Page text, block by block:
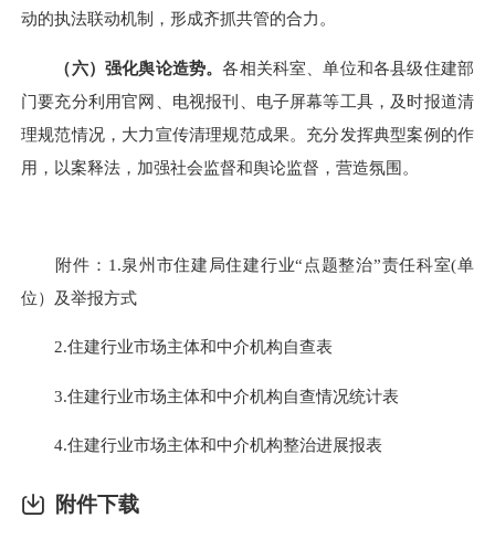
动的执法联动机制，形成齐抓共管的合力。
（六）强化舆论造势。各相关科室、单位和各县级住建部
门要充分利用官网、电视报刊、电子屏幕等工具，及时报道清
理规范情况，大力宣传清理规范成果。充分发挥典型案例的作
用，以案释法，加强社会监督和舆论监督，营造氛围。
附件： 1 .泉州市住建局住建行业“点题整治”责任科室(单
位）
及举报方式
2.住建行业市场主体和中介机构自查表
3.住建行业市场主体和中介机构自查情况统计表
4.住建行业市场主体和中介机构整治进展报表
附件下载